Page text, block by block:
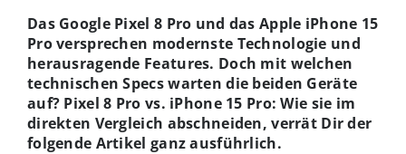
Das Google Pixel 8 Pro und das Apple iPhone 15
Pro versprechen modernste Technologie und
herausragende Features. Doch mit welchen
technischen Specs warten die beiden Geräte
auf? Pixel 8 Pro vs. iPhone 15 Pro: Wie sie im
direkten Vergleich abschneiden, verrät Dir der
folgende Artikel ganz ausführlich.